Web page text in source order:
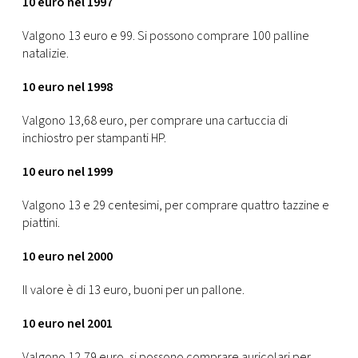
Valgono 13 euro e 99. Si possono comprare 100 palline
natalizie.
10 euro nel 1998
Valgono 13,68 euro, per comprare una cartuccia di
inchiostro per stampanti HP.
10 euro nel 1999
Valgono 13 e 29 centesimi, per comprare quattro tazzine e
piattini.
10 euro nel 2000
Il valore è di 13 euro, buoni per un pallone.
10 euro nel 2001